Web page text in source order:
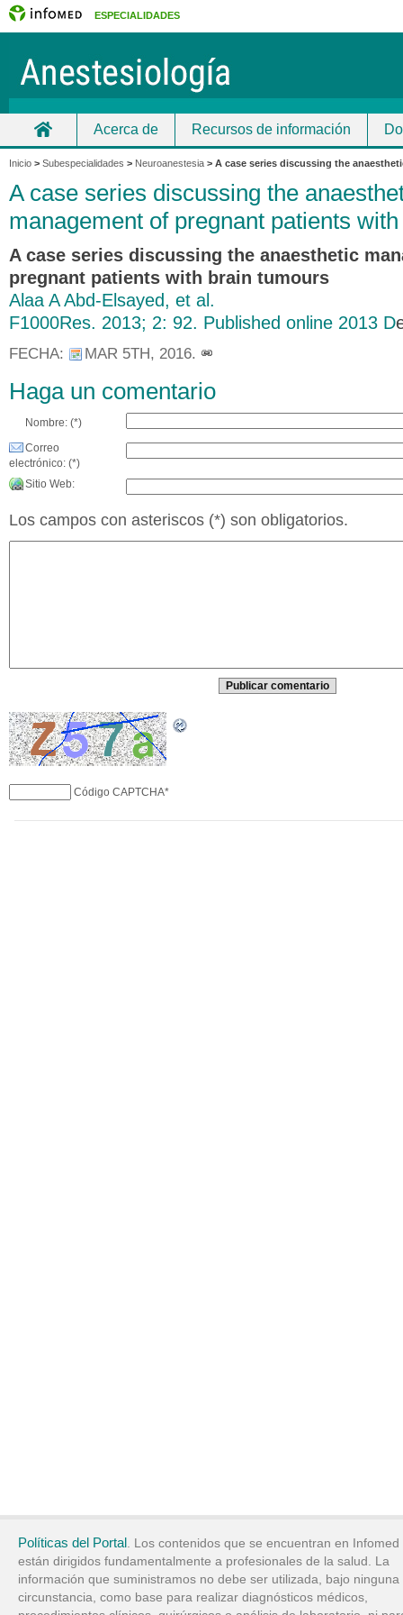
ESPECIALIDADES
Acerca de Recursos de información
Inicio > Subespecialidades > Neuroanestesia > A case series discussing the
A case series discussing the
management of pregnant patients
A case series discussing the anaesthetic
pregnant patients with brain tumours
Alaa A Abd-Elsayed, et al.
F1000Res. 2013; 2: 92. Published online 2013 D
FECHA: MAR 5TH, 2016.
Haga un comentario
Nombre: (*)
Correo
electrónico: (*)
Sitio Web:
Los campos con asteriscos (*) son obligatorios.
Código CAPTCHA*
Políticas del Portal. Los contenidos que se encuentran en Infomed
están dirigidos fundamentalmente a profesionales de la salud. La
información que suministramos no debe ser utilizada, bajo ninguna
circunstancia, como base para realizar diagnósticos médicos,